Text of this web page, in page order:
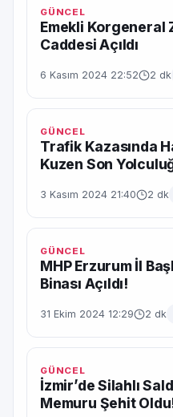
GÜNCEL
Emekli Korgeneral
Caddesi Açıldı
6 Kasım 2024 22:52 2 dk
GÜNCEL
Trafik Kazasında
Kuzen Son
3 Kasım 2024 21:40 2 dk
GÜNCEL
MHP Erzurum İl
Binası Açıldı!
31 Ekim 2024 12:29 2 dk
GÜNCEL
İzmir’de Silahlı
Memuru Şehit